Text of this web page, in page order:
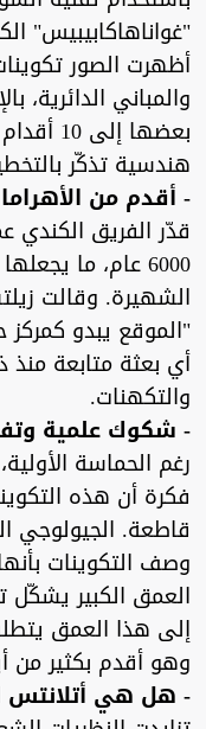
"غواناهاكابيبيس"
أظهرت الصور
والمباني
بعضها
هندسية تذكّر
- أقدم من
قدّر الفريق الكندي
6000 عام، ما
الشهيرة. وقالت
"الموقع يبدو
أي بعثة متابعة منذ
والتكهنات.
- شكوك علمية
رغم الحماسة
فكرة أن هذه
قاطعة. الجيولوجي
وصف التكوينات
العمق الكبير يشكّل
وهو أقدم بكثير من
- هل هي أتلانتس